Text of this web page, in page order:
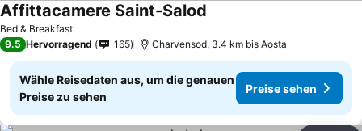
Bed & Breakfast
Affittacamere Saint-Salod
9.5 Hervorragend 165 Charvensod, 3.4 km bis Aosta
Wähle Reisedaten aus, um die genauen
Preise zu sehen
Preise sehen